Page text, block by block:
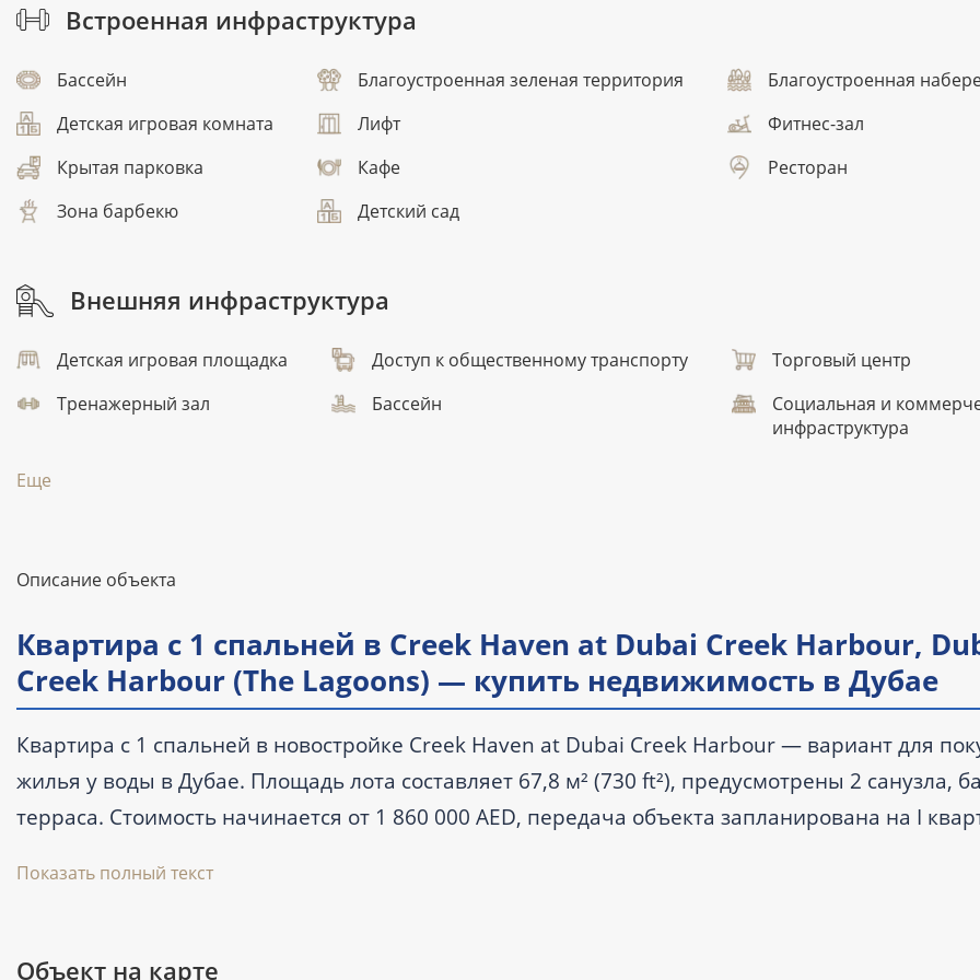
Встроенная инфраструктура
Бассейн Благоустроенная зеленая территория
Благоустроенная
Детская игровая комната
Лифт
Фитнес-зал
Крытая парковка
Кафе
Ресторан
Зона барбекю
Детский сад
Внешняя инфраструктура
Детская игровая площадка Доступ к общественному транспорту
Торговый центр
Тренажерный зал
Бассейн
Социальная и
инфраструктура
Еще
Описание объекта
Квартира с 1 спальней в Creek Haven at Dubai Creek Harbour,
Creek Harbour (The Lagoons) — купить недвижимость в Дубае
Квартира с 1 спальней в новостройке Creek Haven at Dubai Creek Harbour — вариант для
жилья у воды в Дубае. Площадь лота составляет 67,8 м² (730 ft²), предусмотрены 2 санузла,
терраса. Стоимость начинается от 1 860 000 AED, передача объекта запланирована на I
Показать полный текст
Объект на карте